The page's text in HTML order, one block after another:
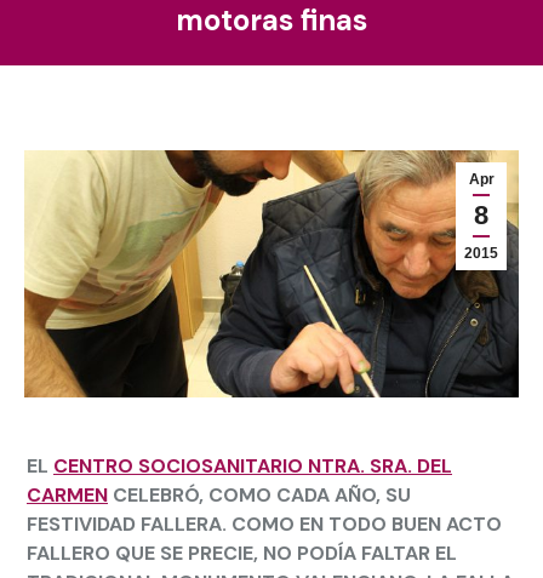
motoras finas
Apr
8
2015
EL CENTRO SOCIOSANITARIO NTRA. SRA. DEL
CARMEN CELEBRÓ, COMO CADA AÑO, SU
FESTIVIDAD FALLERA. COMO EN TODO BUEN ACTO
FALLERO QUE SE PRECIE, NO PODÍA FALTAR EL